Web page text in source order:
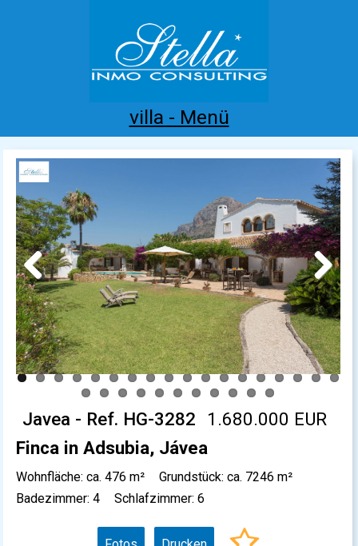
villa - Menü
Home Costa Blanca Kaufen Mieten
Neubau
Kontakt
Previous Next
Javea - Ref. HG-3282
1.680.000 EUR
Finca in Adsubia, Jávea
Wohnfläche: ca. 476 m²
Grundstück: ca. 7246 m²
Badezimmer: 4
Schlafzimmer: 6